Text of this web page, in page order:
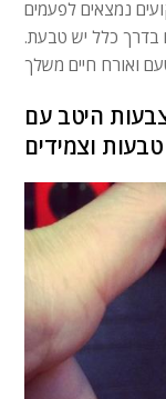
נמצאים לפעמים
כלל יש טבעת.
היטב עם
טבעות וצמידים